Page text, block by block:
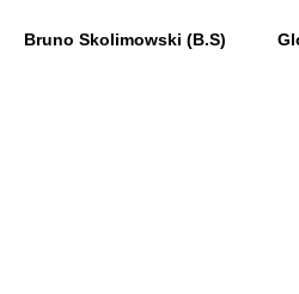
Bruno Skolimowski (B.S)